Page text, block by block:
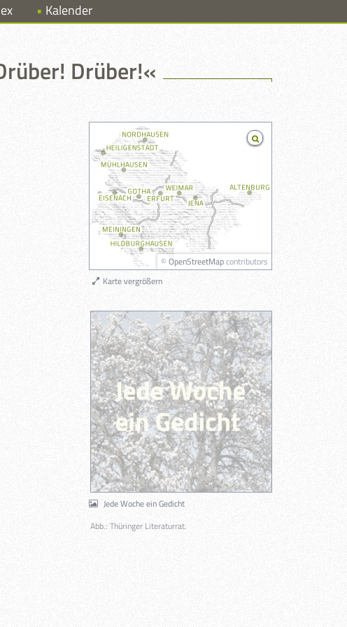
Kalender
Drüber!«
© OpenStreetMapcontributors
Karte vergrößern
Jede Woche ein Gedicht
Abb.: Thüringer Literaturrat.